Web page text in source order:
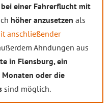
einer Fahrerflucht mit
höher anzusetzen als
anschließender
Ahndungen aus
in Flensburg, ein
oder die
sind möglich.